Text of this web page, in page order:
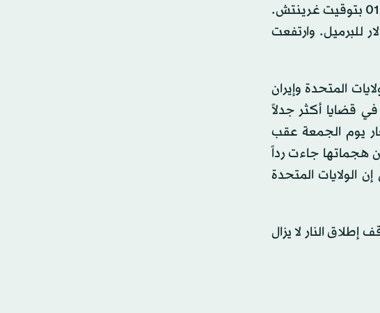
وصعدت العقود الآجلة لخام برنت 1.41 دولار أو 1.41 في المائة إلى 101.47 دولار ‌للبرميل بحلول ‌الساعة 01:23 بتوقيت غرينتش.
‌الآجلة ⁠لخام غرب تكساس ⁠الوسيط الأميركي 1.12 دولار أو 1.18 في المائة إلى 95.93 دولار للبرميل. وارتفعت
المتحدة ‌وإيران
قضايا أكثر جدلاً
في الأسعار ‌يوم الجمعة عقب
إن هجماتها جاءت رداً
الولايات المتحدة
النار لا يزال